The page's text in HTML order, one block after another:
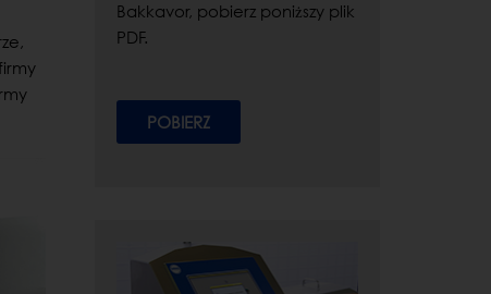
Bakkavor, pobierz poniższy plik
PDF.
POBIERZ